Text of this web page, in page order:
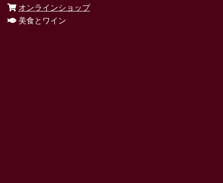
オンラインショップ
美食とワイン